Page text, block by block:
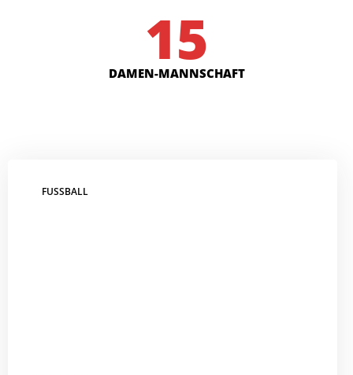
DAMEN-MANNSCHAFT
15
FUSSBALL